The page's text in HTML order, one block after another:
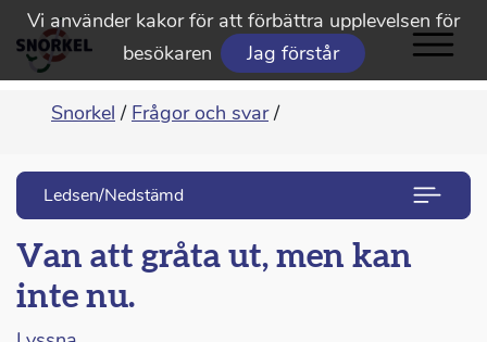
Vi använder kakor för att förbättra upplevelsen för
besökaren
Jag förstår
Snorkel / Frågor och svar /
Ledsen/Nedstämd
Van att gråta ut, men kan
inte nu.